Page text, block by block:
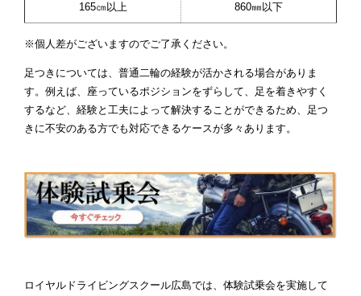
165㎝以上 860㎜以下
※個人差がございますのでご了承ください。
足つきについては、普通二輪の経験が活かされる場合がありま
す。例えば、座っているポジションをずらして、足を着きやすく
するなど、経験と工夫によって解決することができるため、足つ
きに不安のある方でも対応できるケースが多々あります。
ロイヤルドライビングスクール広島では、体験試乗会を実施して